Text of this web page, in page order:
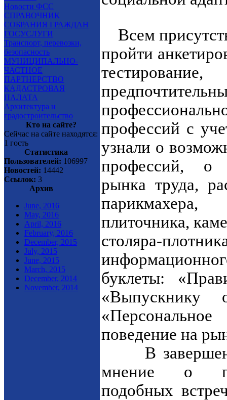
Новости ФСС
СПРАВОЧНИК
СОБРАНИЯ ГРАЖДАН
ГОСУСЛУГИ
Транспорт, перевозки,
безопасность
МУНИЦИПАЛЬНО-
ЧАСТНОЕ
ПАРТНЕРСТВО
КАДАСТРОВАЯ
ПАЛАТА
Архитектура и
градостроительство
Кто на сайте?
Сейчас на сайте находятся:
1 гость
Статистика
Пользователей: 106997
Новостей: 14442
Ссылок: 3
Архив
June, 2016
May, 2016
April, 2016
February, 2016
December, 2015
July, 2015
June, 2015
March, 2015
December, 2014
November, 2014
Всем
пройти
профессий с
узнали о
профессий, о
рынка труда,
парикмахера,
плиточника,
столяра-
буклеты:
«Выпускнику
поведение на
В
мнение о
подобных